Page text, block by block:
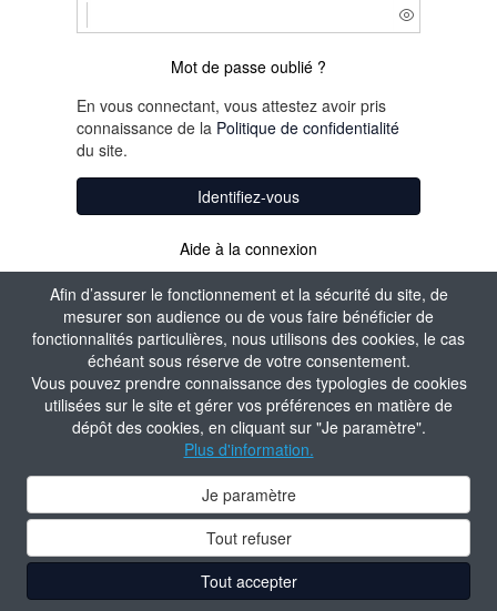
Afin d’assurer le fonctionnement et la sécurité du site, de
mesurer son audience ou de vous faire bénéficier de
fonctionnalités particulières, nous utilisons des cookies, le cas
échéant sous réserve de votre consentement.
Vous pouvez prendre connaissance des typologies de cookies
utilisées sur le site et gérer vos préférences en matière de
dépôt des cookies, en cliquant sur "Je paramètre".
Plus d'information.
Je paramètre
Tout refuser
Tout accepter
Mot de passe oublié ?
En vous connectant, vous attestez avoir pris
connaissance de la Politique de confidentialité
du site.
Identifiez-vous
Aide à la connexion